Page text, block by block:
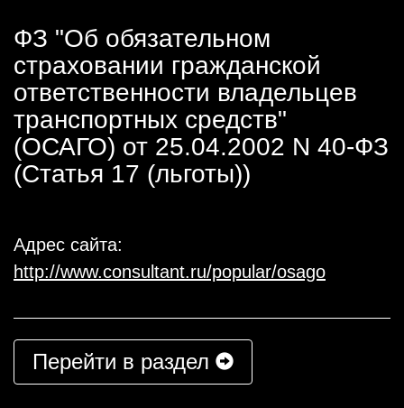
ФЗ "Об обязательном
страховании гражданской
ответственности владельцев
транспортных средств"
(ОСАГО) от 25.04.2002 N 40-ФЗ
(Статья 17 (льготы))
Адрес сайта:
http://www.consultant.ru/popular/osago
Перейти в раздел